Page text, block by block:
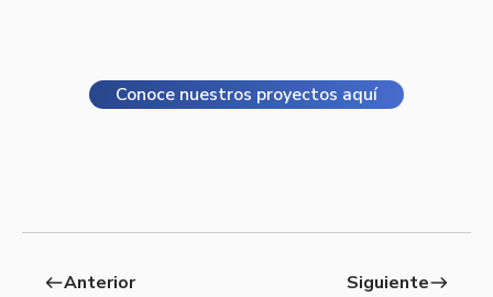
Conoce nuestros proyectos aquí
westAnterior Siguienteeast